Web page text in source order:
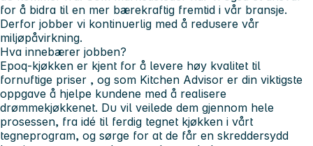
for å bidra til en mer bærekraftig fremtid i vår bransje.
Derfor jobber vi kontinuerlig med å redusere vår
miljøpåvirkning.
Hva innebærer jobben?
Epoq-kjøkken er kjent for å levere høy kvalitet til
fornuftige priser , og som Kitchen Advisor er din viktigste
oppgave å hjelpe kundene med å realisere
drømmekjøkkenet. Du vil veilede dem gjennom hele
prosessen, fra idé til ferdig tegnet kjøkken i vårt
tegneprogram, og sørge for at de får en skreddersydd